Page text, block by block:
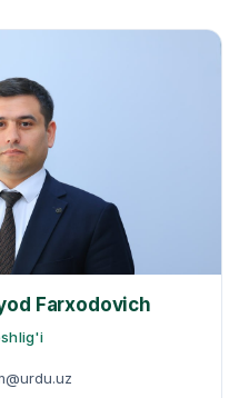
Farxodovich